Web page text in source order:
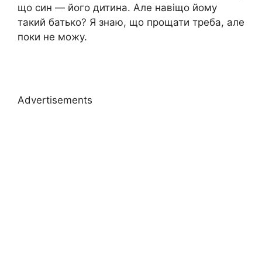
що син — його дитина. Але навіщо йому
такий батько? Я знаю, що прощати треба, але
поки не можу.
Advertisements